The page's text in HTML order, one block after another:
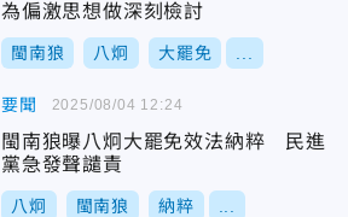
為偏激思想做深刻檢討
閩南狼 八炯 大罷免
要聞
閩南狼曝八炯大罷免效法納粹 民進
黨急發聲譴責
八炯 閩南狼 納粹
2025/08/04 12:24